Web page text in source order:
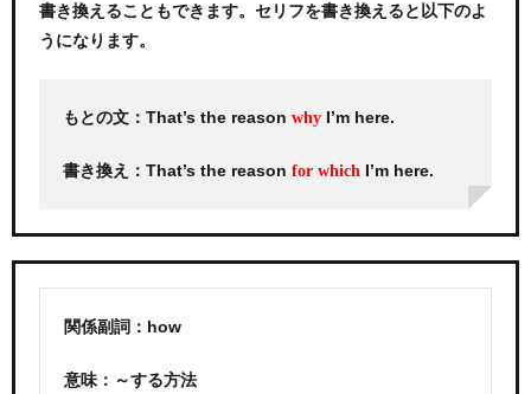
書き換えることもできます。セリフを書き換えると以下のよ
うになります。
もとの文：That’s the reason why I’m here.
書き換え：That’s the reason for which I’m here.
関係副詞：how
意味：～する方法